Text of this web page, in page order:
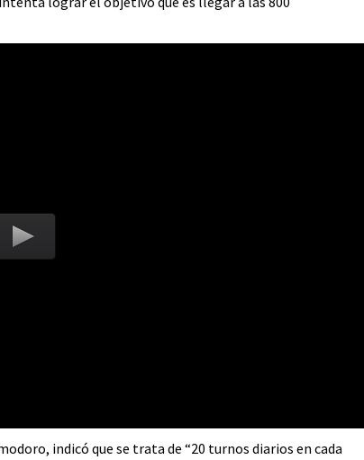
indicó que se trata de “20 turnos diarios en cada